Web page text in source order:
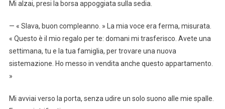
Mi alzai, presi la borsa appoggiata sulla sedia.
— « Slava, buon compleanno. » La mia voce era ferma, misurata.
« Questo è il mio regalo per te: domani mi trasferisco. Avete una
settimana, tu e la tua famiglia, per trovare una nuova
sistemazione. Ho messo in vendita anche questo appartamento.
»
Mi avviai verso la porta, senza udire un solo suono alle mie spalle.